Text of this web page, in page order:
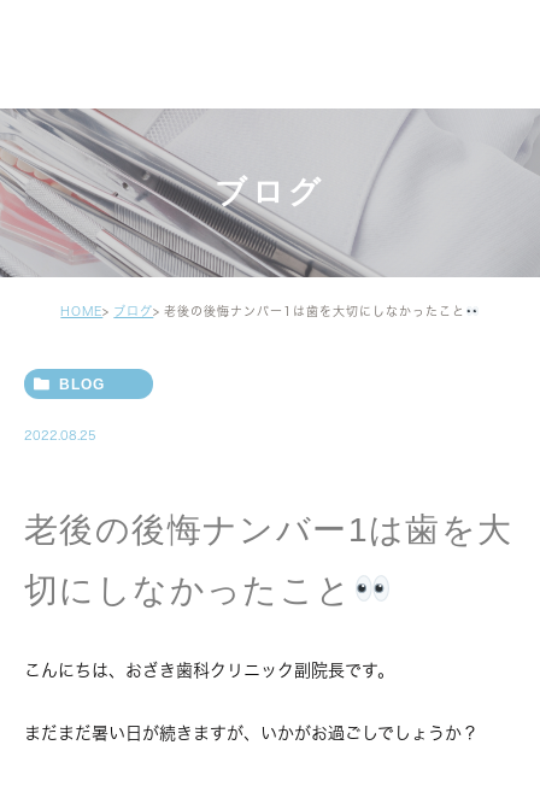
ブログ
HOME ブログ 老後の後悔ナンバー1は歯を大切にしなかったこと
BLOG
2022.08.25
老後の後悔ナンバー1は歯を大
切にしなかったこと
こんにちは、おざき歯科クリニック副院長です。
まだまだ暑い日が続きますが、いかがお過ごしでしょうか？